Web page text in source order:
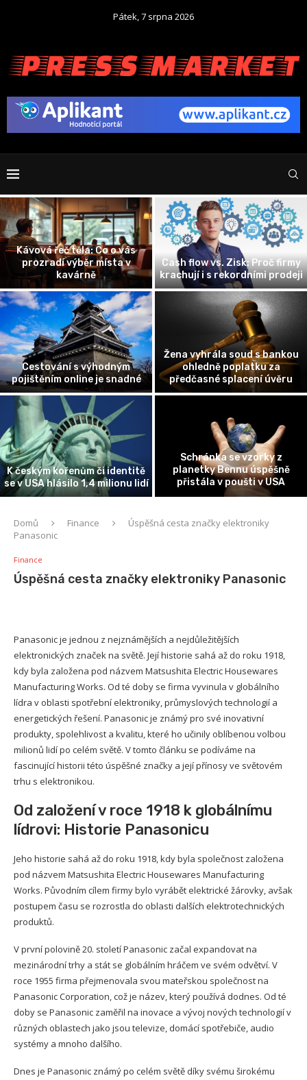
Pátek, 7 srpna 2026
Kávová řeč těla: Co o vás
prozradí výběr místa v
kavárně
Cash flow vs. Zisk: Proč firmy
krachují i s rekordními prodeji
Cestování s výhodným
pojištěním online je snadné
Žena vyhrála soud s bankou
ohledně poplatku za
předčasné splacení úvěru
K českým kořenům či identitě
se v USA hlásilo 1,4 milionu lidí
Schránka se vzorky z
planetky Bennu úspěšně
přistála v poušti v USA
Domů Finance
Úspěšná cesta značky elektroniky
Panasonic
Finance
Úspěšná cesta značky elektroniky Panasonic
Panasonic je jednou z nejznámějších a nejdůležitějších
elektronických značek na světě. Její historie sahá až do roku 1918,
kdy byla založena pod názvem Matsushita Electric Housewares
Manufacturing Works. Od té doby se firma vyvinula v globálního
lídra v oblasti spotřební elektroniky, průmyslových technologií a
energetických řešení. Panasonic je známý pro své inovativní
produkty, spolehlivost a kvalitu, které ho učinily oblíbenou volbou
milionů lidí po celém světě. V tomto článku se podíváme na
fascinující historii této úspěšné značky a její přínosy ve světovém
trhu s elektronikou.
Od založení v roce 1918 k globálnímu
lídrovi: Historie Panasonicu
Jeho historie sahá až do roku 1918, kdy byla společnost založena
pod názvem Matsushita Electric Housewares Manufacturing
Works. Původním cílem firmy bylo vyrábět elektrické žárovky, avšak
postupem času se rozrostla do oblasti dalších elektrotechnických
produktů.
V první polovině 20. století Panasonic začal expandovat na
mezinárodní trhy a stát se globálním hráčem ve svém odvětví. V
roce 1955 firma přejmenovala svou mateřskou společnost na
Panasonic Corporation, což je název, který používá dodnes. Od té
doby se Panasonic zaměřil na inovace a vývoj nových technologií v
různých oblastech jako jsou televize, domácí spotřebiče, audio
systémy a mnoho dalšího.
Dnes je Panasonic známý po celém světě díky svému širokému